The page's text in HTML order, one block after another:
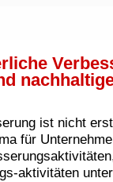
ist nicht
für
aktivitäten